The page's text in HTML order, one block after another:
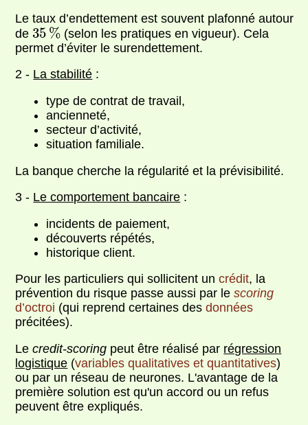
Le taux d’endettement est souvent plafonné autour
de 35 %
35%(selon les pratiques en vigueur). Cela
permet d’éviter le surendettement.
2 - La stabilité :
type de contrat de travail,
ancienneté,
secteur d’activité,
situation familiale.
La banque cherche la régularité et la prévisibilité.
3 - Le comportement bancaire :
incidents de paiement,
découverts répétés,
historique client.
Pour les particuliers qui sollicitent uncrédit, la
prévention du risque passe aussi par lescoring
d’octroi (qui reprend certaines desdonnées
précitées).
Lecredit-scoring peut être réalisé par régression
logistique (variables qualitatives et quantitatives)
ou par un réseau de neurones. L'avantage de la
première solution est qu'un accord ou un refus
peuvent être expliqués.